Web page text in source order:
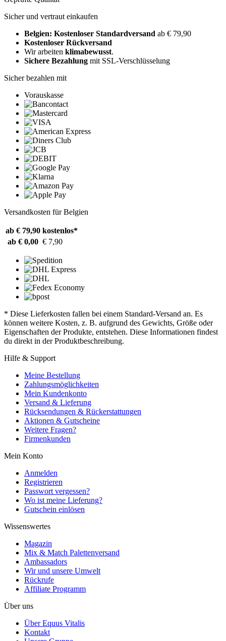
Sicher und vertraut einkaufen
Belgien: Kostenloser Standardversand ab € 79,90
Kostenloser Rückversand
Wir arbeiten klimabewusst.
Sichere Bezahlung mit SSL-Verschlüsselung
Sicher bezahlen mit
Vorauskasse
Versandkosten für Belgien
ab € 79,90 kostenlos*
ab € 0,00 € 7,90
* Diese Lieferkosten fallen bei einem Standard-Versand an. Es
können weitere Kosten, z. B. aufgrund des Gewichts, Größe oder
Eigenschaften der Produkte, entstehen. Diese Informationen findest
du direkt in der Produktbeschreibung.
Hilfe & Support
Meine Bestellung
Zahlungsmöglichkeiten
Mein Kundenkonto
Versand & Lieferung
Rücksendungen & Rückerstattungen
Aktionen & Gutscheine
Weitere Fragen?
Firmenkunden
Mein Konto
Anmelden
Registrieren
Passwort vergessen?
Wo ist meine Lieferung?
Gutschein einlösen
Wissenswertes
Magazin
Mix & Match Palettenversand
Ambassadors
Wir und unsere Umwelt
Rückrufe
Affiliate Programm
Über uns
Über Equus Vitalis
Kontakt